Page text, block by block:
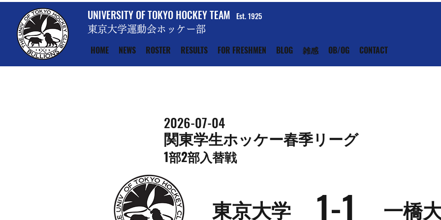
UNIVERSITY OF TOKYO HOCKEY TEAM
東京大学運動会ホッケー部
Est. 1925
HOME NEWS ROSTER RESULTS FOR FRESHMEN BLOG 雑感 OB/OG CONTACT
2026-07-04
関東学生ホッケー春季リーグ
1部2部入替戦
東京大学 1-1 一橋